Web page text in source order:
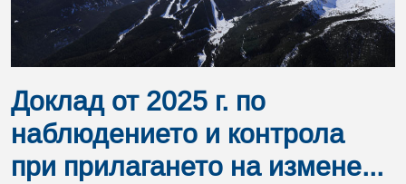
Доклад от 2025 г. по
наблюдението и контрола
при прилагането на измене...